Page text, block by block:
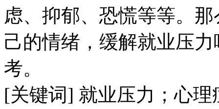
虑、抑郁、恐慌等等。
己的情绪，缓解就业压
考。
[关键词] 就业压力；心理